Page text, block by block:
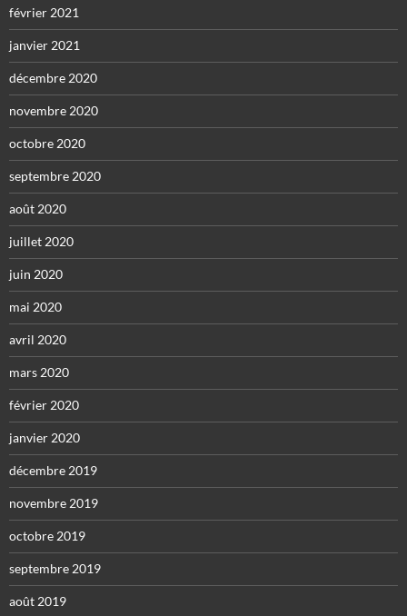
février 2021
janvier 2021
décembre 2020
novembre 2020
octobre 2020
septembre 2020
août 2020
juillet 2020
juin 2020
mai 2020
avril 2020
mars 2020
février 2020
janvier 2020
décembre 2019
novembre 2019
octobre 2019
septembre 2019
août 2019